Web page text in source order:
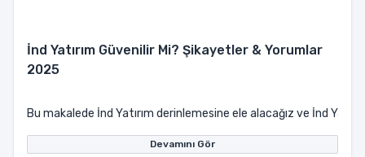
İnd Yatırım Güvenilir Mi? Şikayetler & Yorumlar
2025
Bu makalede İnd Yatırım derinlemesine ele alacağız ve İnd
Devamını Gör